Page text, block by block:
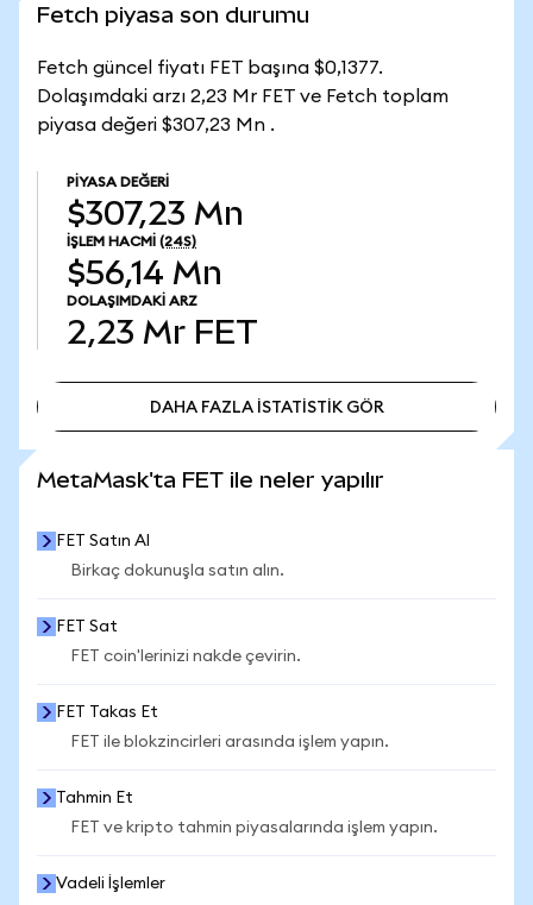
Fetch piyasa son durumu
Fetch güncel fiyatı FET başına $0,1377.
Dolaşımdaki arzı 2,23 Mr FET ve Fetch toplam
piyasa değeri $307,23 Mn .
PIYASA DEĞERI
$307,23 Mn
İŞLEM HACMI (24S)
$56,14 Mn
DOLAŞIMDAKI ARZ
2,23 Mr FET
DAHA FAZLA İSTATİSTİK GÖR
MetaMask'ta FET ile neler yapılır
FET Satın Al
Birkaç dokunuşla satın alın.
FET Sat
FET coin'lerinizi nakde çevirin.
FET Takas Et
FET ile blokzincirleri arasında işlem yapın.
Tahmin Et
FET ve kripto tahmin piyasalarında işlem yapın.
Vadeli İşlemler